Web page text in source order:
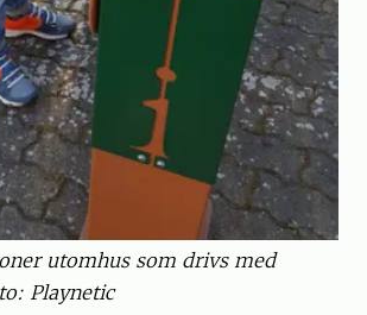
utomhus som drivs med
Playnetic